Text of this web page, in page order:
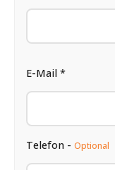
E-Mail *
Telefon - Optional